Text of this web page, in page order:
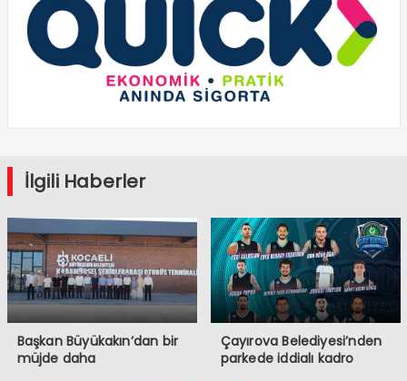
İlgili Haberler
Başkan Büyükakın’dan bir
müjde daha
Çayırova Belediyesi’nden
parkede iddialı kadro